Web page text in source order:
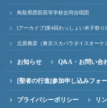
鳥取県西部高等学校合同合唱団
[アーカイブ]第4回わっしょい米子祭り
北原雅彦（東京スカパラダイスオーケ
お知らせ Q&A・お問い合
[聖者の行進]参加申し込みフォ
プライバシーポリシー リ